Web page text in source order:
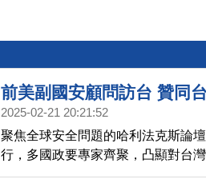
前美副國安顧問訪台 贊同
2025-02-21 20:21:52
聚焦全球安全問題的哈利法克斯論
行，多國政要專家齊聚，凸顯對台
顧問博明也來台灣，今天在會上演